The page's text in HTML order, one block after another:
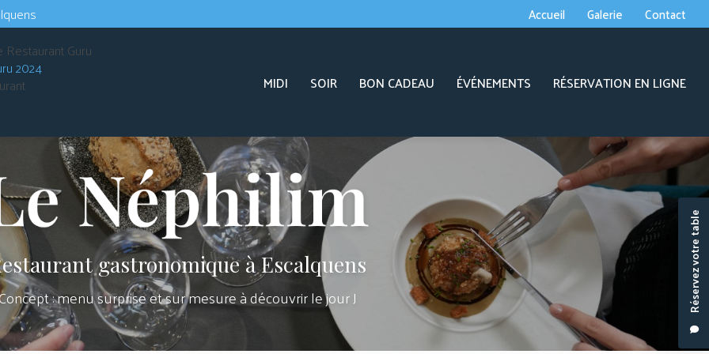
Réservez votre table
2024
Accueil Galerie Contact
MIDI
SOIR BON CADEAU ÉVÉNEMENTS RÉSERVATION EN LIGNE
gastronomique à Escalquens
: menu surprise et sur mesure à découvrir le jour J